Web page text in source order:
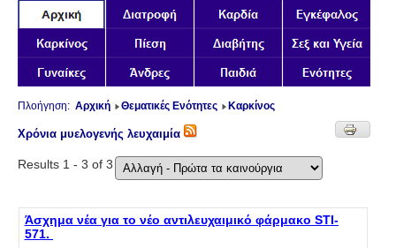
Πλοήγηση: Αρχική Θεματικές Ενότητες Καρκίνος
Χρόνια μυελογενής λευχαιμία
Results 1 - 3 of 3
Άσχημα νέα για το νέο αντιλευχαιμικό φάρμακο STI-
571.